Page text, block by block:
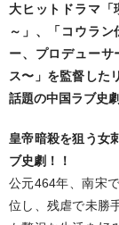
⼤ヒットドラマ「
～」、「コウラ
ー、プロデューサ
ス〜」を監督した
話題の中国ラブ史
皇帝暗殺を狙う女
ブ史劇！！
公元464年、南宋
位し、残虐で未勝